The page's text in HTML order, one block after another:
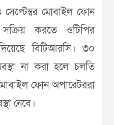
সেপ্টেম্বর মোবাইল ফোন
করতে ওটিপির
বিটিআরসি। ৩০
না করা হলে চলতি
ফোন অপারেটররা
নেবে।